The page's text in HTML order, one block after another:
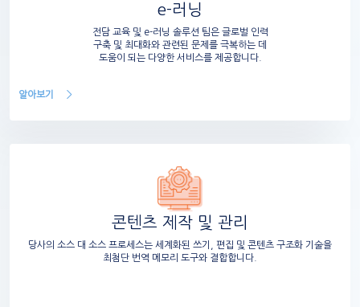
e-러닝
전담 교육 및 e-러닝 솔루션 팀은 글로벌 인력
구축 및 최대화와 관련된 문제를 극복하는 데
도움이 되는 다양한 서비스를 제공합니다.
알아보기
콘텐츠 제작 및 관리
당사의 소스 대 소스 프로세스는 세계화된 쓰기, 편집 및 콘텐츠 구조화 기술을
최첨단 번역 메모리 도구와 결합합니다.